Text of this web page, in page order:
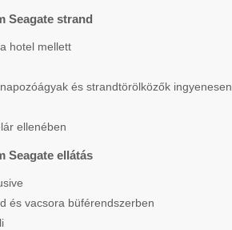
Seagate strand
hotel mellett
és strandtörölközők ingyenesen
ellenében
Seagate ellátás
és vacsora büférendszerben